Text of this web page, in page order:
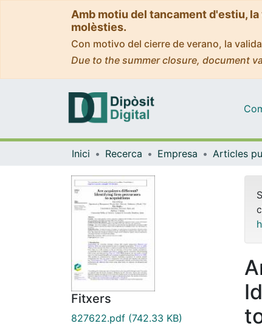
Amb motiu del tancament d'estiu,
molèsties.
Con motivo del cierre de verano, la
Due to the summer closure, document
Inici Recerca Empresa
Fitxers
827622.pdf (742.33 KB)